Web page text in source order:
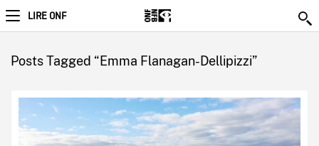
LIRE ONF
Posts Tagged “Emma Flanagan-Dellipizzi”